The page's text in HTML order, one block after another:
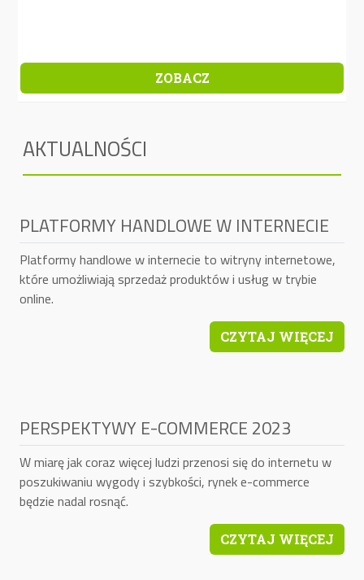
ZOBACZ
AKTUALNOŚCI
PLATFORMY HANDLOWE W INTERNECIE
Platformy handlowe w internecie to witryny internetowe,
które umożliwiają sprzedaż produktów i usług w trybie
online.
CZYTAJ WIĘCEJ
PERSPEKTYWY E-COMMERCE 2023
W miarę jak coraz więcej ludzi przenosi się do internetu w
poszukiwaniu wygody i szybkości, rynek e-commerce
będzie nadal rosnąć.
CZYTAJ WIĘCEJ